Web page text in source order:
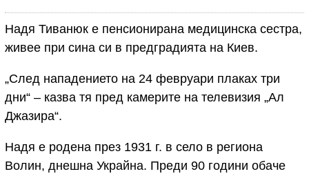
Надя Тиванюк е пенсионирана медицинска сестра,
живее при сина си в предградията на Киев.
„След нападението на 24 февруари плаках три
дни“ – казва тя пред камерите на телевизия „Ал
Джазира“.
Надя е родена през 1931 г. в село в региона
Волин, днешна Украйна. Преди 90 години обаче